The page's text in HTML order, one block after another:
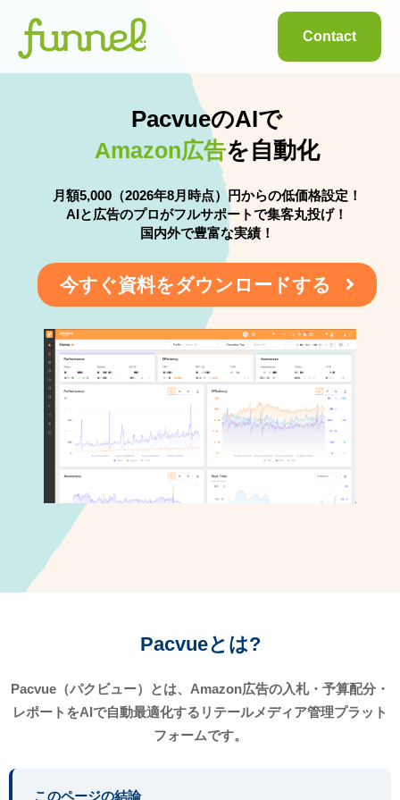
Contact
PacvueのAIで
Amazon広告を自動化
月額5,000（2026年8月時点）円からの低価格設定！
AIと広告のプロがフルサポートで集客丸投げ！
国内外で豊富な実績！
今すぐ資料をダウンロードする
Pacvueとは?
Pacvue（パクビュー）とは、Amazon広告の入札・予算配分・
レポートをAIで自動最適化するリテールメディア管理プラット
フォームです。
このページの結論